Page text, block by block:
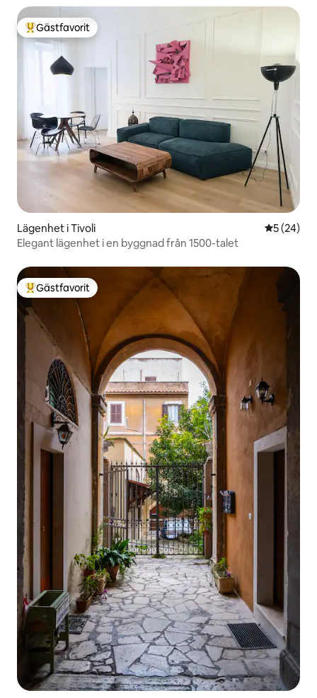
Populär gästfavorit
Gästfavorit
Lägenhet i Tivoli 5 av 5 i
5 (24)
Elegant lägenhet i en byggnad från 1500-talet
Populär gästfavorit
Gästfavorit